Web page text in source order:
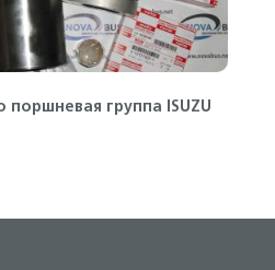
поршневая группа ISUZU